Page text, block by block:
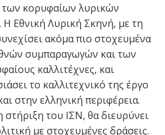
κορυφαίων λυρικών
Εθνική Λυρική Σκηνή, με τη
ακόμα πιο στοχευμένα
συμπαραγωγών και των
καλλιτέχνες, και
το καλλιτεχνικό της έργο
στην ελληνική περιφέρεια.
στήριξη του ΙΣΝ, θα διευρύνει
με στοχευμένες δράσεις.